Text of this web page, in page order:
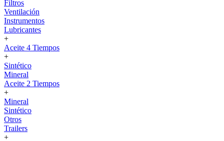
Filtros
Ventilación
Instrumentos
Lubricantes
+
Aceite 4 Tiempos
+
Sintético
Mineral
Aceite 2 Tiempos
+
Mineral
Sintético
Otros
Trailers
+